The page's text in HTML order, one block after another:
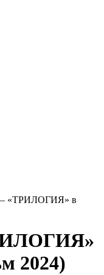
– «ТРИЛОГИЯ» в
2024)